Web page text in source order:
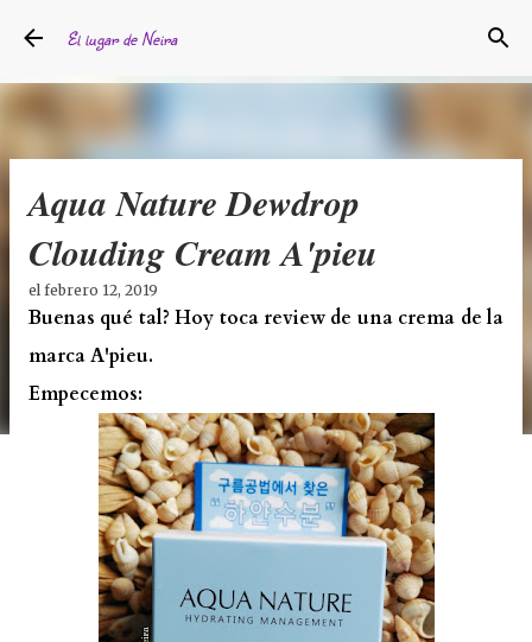
El lugar de Neira
Aqua Nature Dewdrop
Clouding Cream A'pieu
el febrero 12, 2019
Buenas qué tal? Hoy toca review de una crema de la
marca A'pieu.
Empecemos: